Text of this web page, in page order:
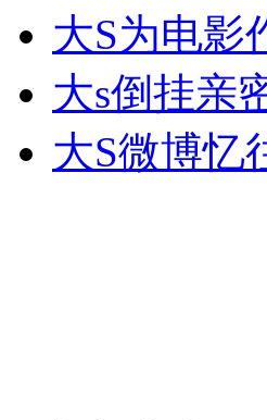
女孩北京地铁殴打老人 痛
无痛分娩是否安全 医生回应
大S为电影
大s倒挂亲
大S微博忆